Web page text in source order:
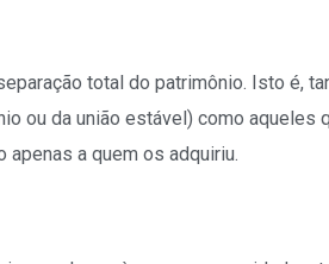
total do patrimônio. Isto é,
ou da união estável) como aqueles
apenas a quem os adquiriu.